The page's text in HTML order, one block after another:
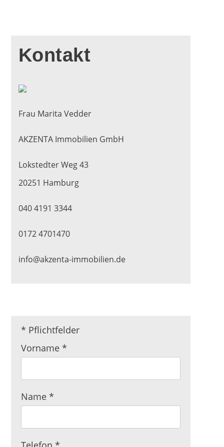
Kontakt
Frau Marita Vedder
AKZENTA Immobilien GmbH
Lokstedter Weg 43
20251 Hamburg
040 4191 3344
0172 4701470
info@akzenta-immobilien.de
* Pflichtfelder
Vorname Pflichtfeld
*
Name Pflichtfeld
*
Pflichtfeld